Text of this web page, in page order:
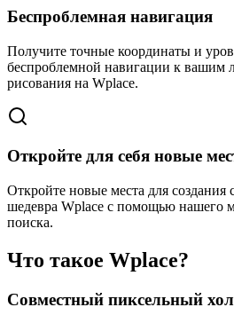
Беспроблемная навигация
Получите точные координаты и
беспроблемной навигации к
рисования на Wplace.
Откройте для себя новые
Откройте новые места для создания
шедевра Wplace с помощью нашего
поиска.
Что такое Wplace?
Совместный пиксельный